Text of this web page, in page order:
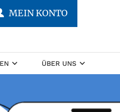
MEIN KONTO
ÜBER UNS